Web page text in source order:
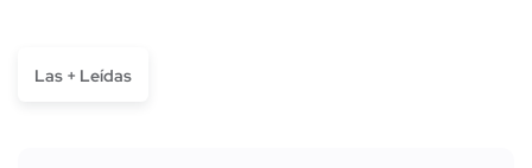
Las + Leídas